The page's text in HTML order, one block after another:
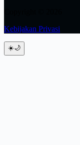
Kebijakan Privasi
☀️🌙